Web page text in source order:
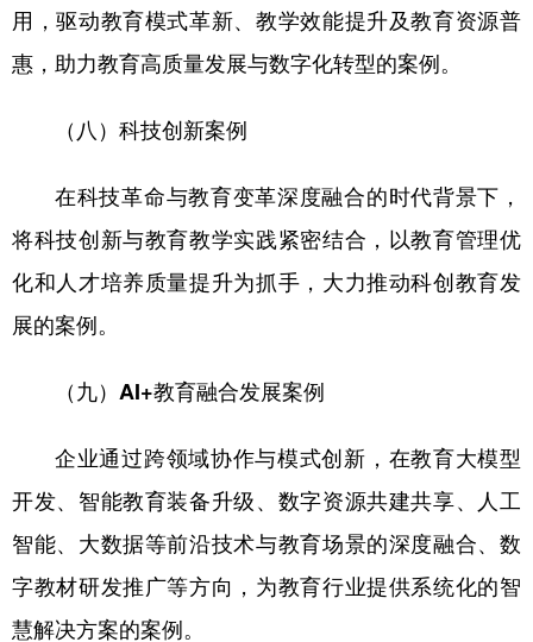
用，驱动教育模式革新、教学效能提升及教育资源普
惠，助力教育高质量发展与数字化转型的案例。
（八）科技创新案例
在科技革命与教育变革深度融合的时代背景下，
将科技创新与教育教学实践紧密结合，以教育管理优
化和人才培养质量提升为抓手，大力推动科创教育发
展的案例。
（九）AI+教育融合发展案例
企业通过跨领域协作与模式创新，在教育大模型
开发、智能教育装备升级、数字资源共建共享、人工
智能、大数据等前沿技术与教育场景的深度融合、数
字教材研发推广等方向，为教育行业提供系统化的智
慧解决方案的案例。